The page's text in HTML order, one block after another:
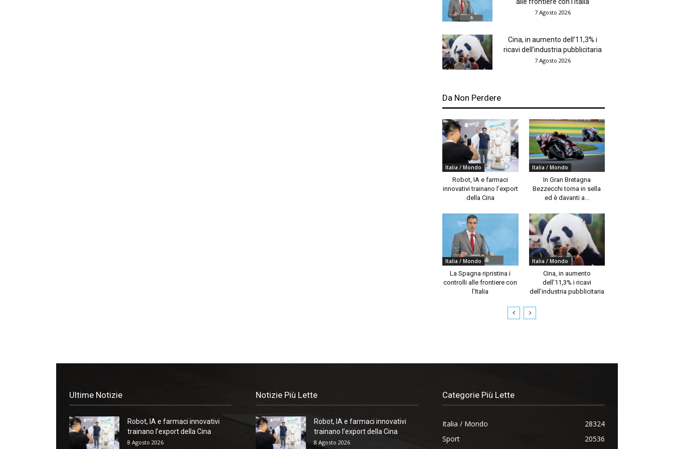
alle frontiere con l’Italia
7 Agosto 2026
Cina, in aumento dell’11,3% i
ricavi dell’industria pubblicitaria
7 Agosto 2026
Da Non Perdere
Italia / Mondo
Robot, IA e farmaci
innovativi trainano l’export
della Cina
Italia / Mondo
In Gran Bretagna
Bezzecchi torna in sella
ed è davanti a...
Italia / Mondo
La Spagna ripristina i
controlli alle frontiere con
l’Italia
Italia / Mondo
Cina, in aumento
dell’11,3% i ricavi
dell’industria pubblicitaria
Ultime Notizie
Robot, IA e farmaci innovativi
trainano l’export della Cina
8 Agosto 2026
Notizie Più Lette
Robot, IA e farmaci innovativi
trainano l’export della Cina
8 Agosto 2026
Categorie Più Lette
Italia / Mondo
28324
Sport
20536